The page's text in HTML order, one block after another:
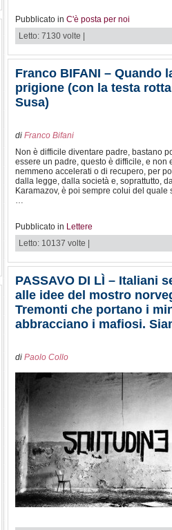
Pubblicato in C'è posta per noi
Letto: 7130 volte |
Franco BIFANI – Quando
prigione (con la testa
Susa)
di Franco Bifani
Non è difficile diventare padre, bastano
essere un padre, questo è difficile, e non
nemmeno accelerati o di recupero, per
dalla legge, dalla società e, soprattutto,
Karamazov, è poi sempre colui del
…
Pubblicato in Lettere
Letto: 10137 volte |
PASSAVO DI LÌ – Italiani
alle idee del mostro
Tremonti che portano i
abbracciano i mafiosi.
di Paolo Collo